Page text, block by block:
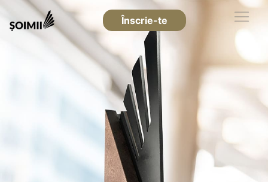
Înscrie-te